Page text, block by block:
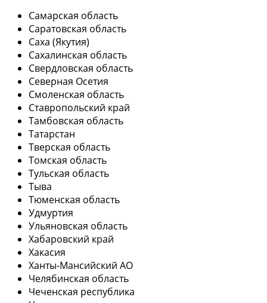
Самарская область
Саратовская область
Саха (Якутия)
Сахалинская область
Свердловская область
Северная Осетия
Смоленская область
Ставропольский край
Тамбовская область
Татарстан
Тверская область
Томская область
Тульская область
Тыва
Тюменская область
Удмуртия
Ульяновская область
Хабаровский край
Хакасия
Ханты-Мансийский АО
Челябинская область
Чеченская республика